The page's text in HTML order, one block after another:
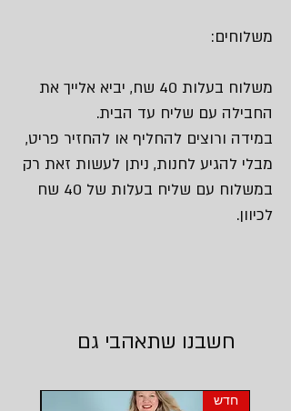
משלוחים:
משלוח בעלות 40 שח, יביא אלייך את
החבילה עם שליח עד הבית.
במידה ורוצים להחליף או להחזיר פריט,
מבלי להגיע לחנות, ניתן לעשות זאת רק
במשלוח עם שליח בעלות של 40 שח
לכיוון.
חשבנו שתאהבי גם
חדש